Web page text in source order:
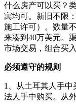
什么房产可以买？
寓均可。新旧不限
施工许可）。数量
来凑到40万美元。
市场交易，组合买
必须遵守的规则
1、从土耳其人手
法人手中购买。从